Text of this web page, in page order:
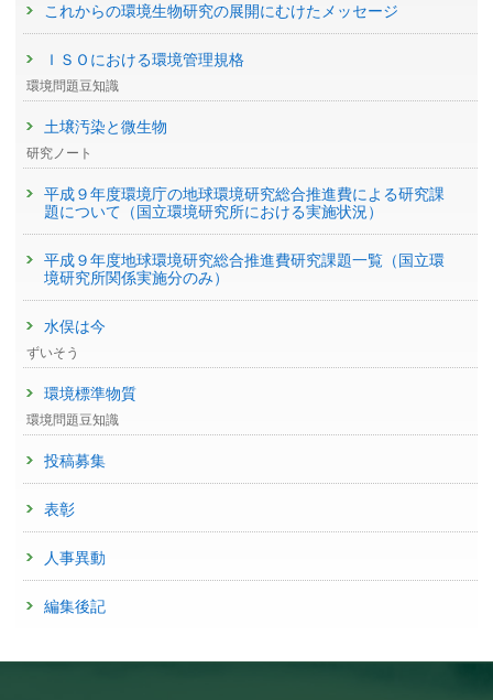
これからの環境生物研究の展開にむけたメッセージ
ＩＳＯにおける環境管理規格
環境問題豆知識
土壌汚染と微生物
研究ノート
平成９年度環境庁の地球環境研究総合推進費による研究課
題について（国立環境研究所における実施状況）
平成９年度地球環境研究総合推進費研究課題一覧（国立環
境研究所関係実施分のみ）
水俣は今
ずいそう
環境標準物質
環境問題豆知識
投稿募集
表彰
人事異動
編集後記